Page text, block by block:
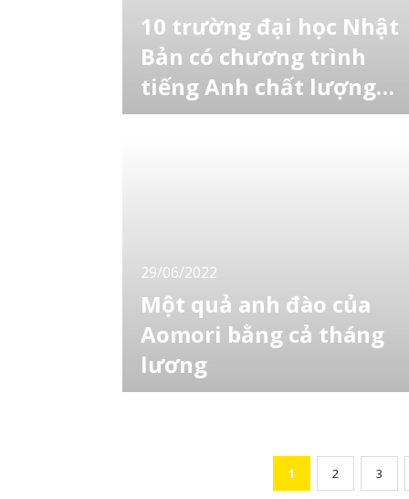
10 trường đại học Nhật
Bản có chương trình
tiếng Anh chất lượng
cao
Nếu bạn muốn tìm đại học ở Nhật có chương
29/06/2022
Một quả anh đào của
Aomori bằng cả tháng
lương
Một loại anh đào cao cấp đã được đấu giá
những người đấu giá và người xem vô cùng
kinh ngạc. Khoảng 50 hộp của giống anh đào
1 2 3